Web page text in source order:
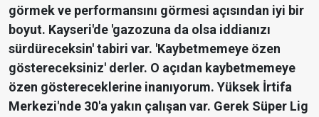
görmek ve performansını görmesi açısından iyi bir
boyut. Kayseri'de 'gazozuna da olsa iddianızı
sürdüreceksin' tabiri var. 'Kaybetmemeye özen
göstereceksiniz' derler. O açıdan kaybetmemeye
özen göstereceklerine inanıyorum. Yüksek İrtifa
Merkezi'nde 30'a yakın çalışan var. Gerek Süper Lig